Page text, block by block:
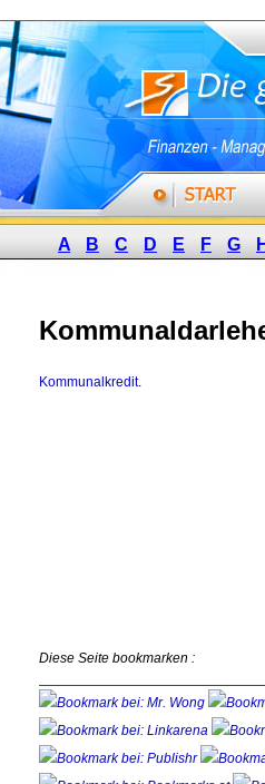
A B C D E F G
Kommunalkredit.
Diese Seite bookmarken :